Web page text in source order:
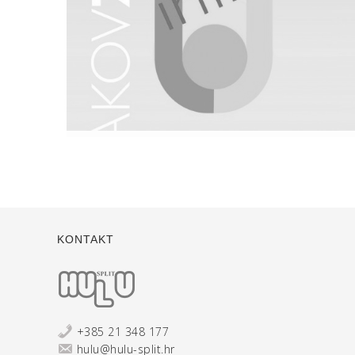
Infinity
KONTAKT
+385 21 348 177
hulu@hulu-split.hr